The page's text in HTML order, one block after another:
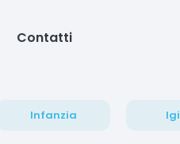
Contatti
Infanzia